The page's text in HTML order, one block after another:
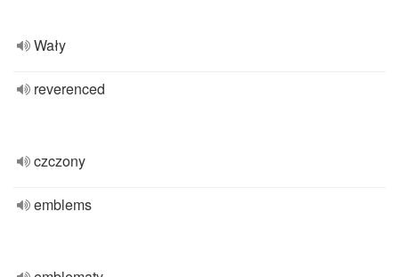
Wały
reverenced
czczony
emblems